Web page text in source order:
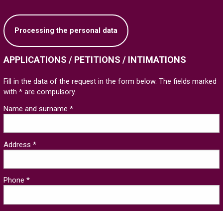
Processing the personal data
APPLICATIONS / PETITIONS / INTIMATIONS
Fill in the data of the request in the form below. The fields marked
with * are compulsory.
Name and surname *
Address *
Phone *